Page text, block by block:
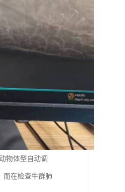
物体型自动调
而在检查牛群肺